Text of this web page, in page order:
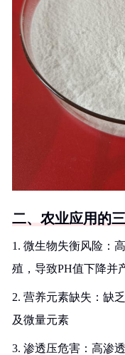
二、农业应用的
1. 微生物失衡风险：
殖，导致PH值下降并
2. 营养元素缺失：缺
及微量元素
3. 渗透压危害：高渗